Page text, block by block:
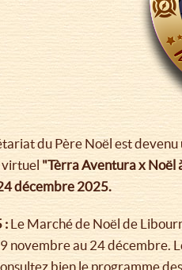
du Père Noël est
virtuel "Tèrra Aventura x Noël
décembre 2025.
: Le Marché de Noël de
novembre au 24 décembre.
bien le programme